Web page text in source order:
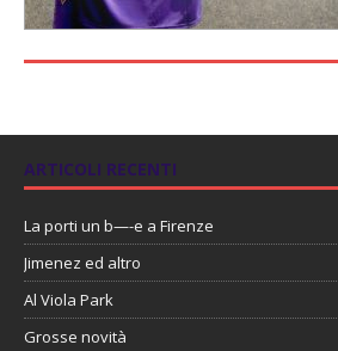
ARTICOLI RECENTI
La porti un b—-e a Firenze
Jimenez ed altro
Al Viola Park
Grosse novità